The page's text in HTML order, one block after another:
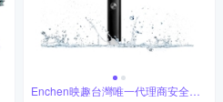
Enchen映趣台灣唯一代理商安全有